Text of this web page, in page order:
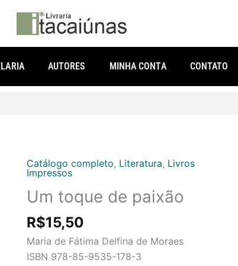
AUTORES MINHA CONTA CONTATO
Catálogo completo, Literatura, Livros
Impressos
Um toque de paixão
R$15,50
Maria de Fátima Delfina de Moraes
ISBN 978-85-9535-178-3
Um
toque
de
quantidade